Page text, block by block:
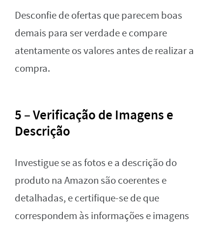
Desconfie de ofertas que parecem boas
demais para ser verdade e compare
atentamente os valores antes de realizar a
compra.
5 – Verificação de Imagens e
Descrição
Investigue se as fotos e a descrição do
produto na Amazon são coerentes e
detalhadas, e certifique-se de que
correspondem às informações e imagens